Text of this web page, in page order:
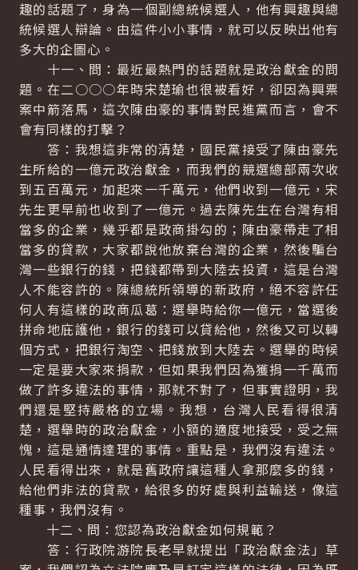
趣的話題了，身為一個副總統候選人，他有興趣與總
統候選人辯論。由這件小小事情，就可以反映出他有
多大的企圖心。
十一、問：最近最熱門的話題就是政治獻金的問
題。在二○○○年時宋楚瑜也很被看好，卻因為興票
案中箭落馬，這次陳由豪的事情對民進黨而言，會不
會有同樣的打擊？
答：我想這非常的清楚，國民黨接受了陳由豪先
生所給的一億元政治獻金，而我們的競選總部兩次收
到五百萬元，加起來一千萬元，他們收到一億元，宋
先生更早前也收到了一億元。過去陳先生在台灣有相
當多的企業，幾乎都是政商掛勾的；陳由豪帶走了相
當多的貸款，大家都說他放棄台灣的企業，然後騙台
灣一些銀行的錢，把錢都帶到大陸去投資，這是台灣
人不能容許的。陳總統所領導的新政府，絕不容許任
何人有這樣的政商瓜葛：選舉時給你一億元，當選後
拼命地庇護他，銀行的錢可以貸給他，然後又可以轉
個方式，把銀行淘空、把錢放到大陸去。選舉的時候
一定是要大家來捐款，但如果我們因為獲捐一千萬而
做了許多違法的事情，那就不對了，但事實證明，我
們還是堅持嚴格的立場。我想，台灣人民看得很清
楚，選舉時的政治獻金，小額的適度地接受，受之無
愧，這是通情達理的事情。重點是，我們沒有違法。
人民看得出來，就是舊政府讓這種人拿那麼多的錢，
給他們非法的貸款，給很多的好處與利益輸送，像這
種事，我們沒有。
十二、問：您認為政治獻金如何規範？
答：行政院游院長老早就提出「政治獻金法」草